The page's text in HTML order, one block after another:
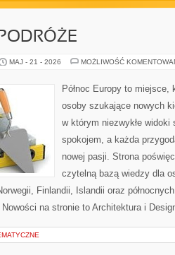
MAJ - 21 - 2026 MOŻLIWOŚĆ
Północ Europy to miejsce,
osoby szukające nowych
w którym niezwykłe
spokojem, a każda
nowej pasji. Strona
czytelną bazą wiedzy dla
Finlandii, Islandii oraz
Nowości na stronie to Architektura i